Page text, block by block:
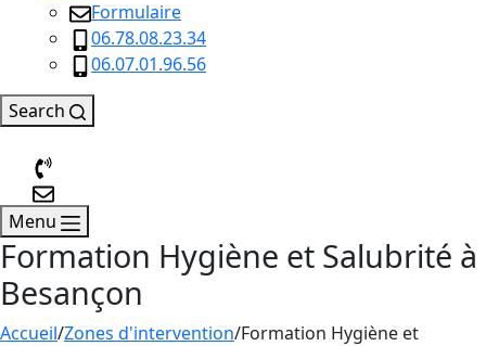
Formulaire
06.78.08.23.34
06.07.01.96.56
Search
Menu
Formation Hygiène et Salubrité à
Besançon
Accueil/Zones d'intervention/Formation Hygiène et